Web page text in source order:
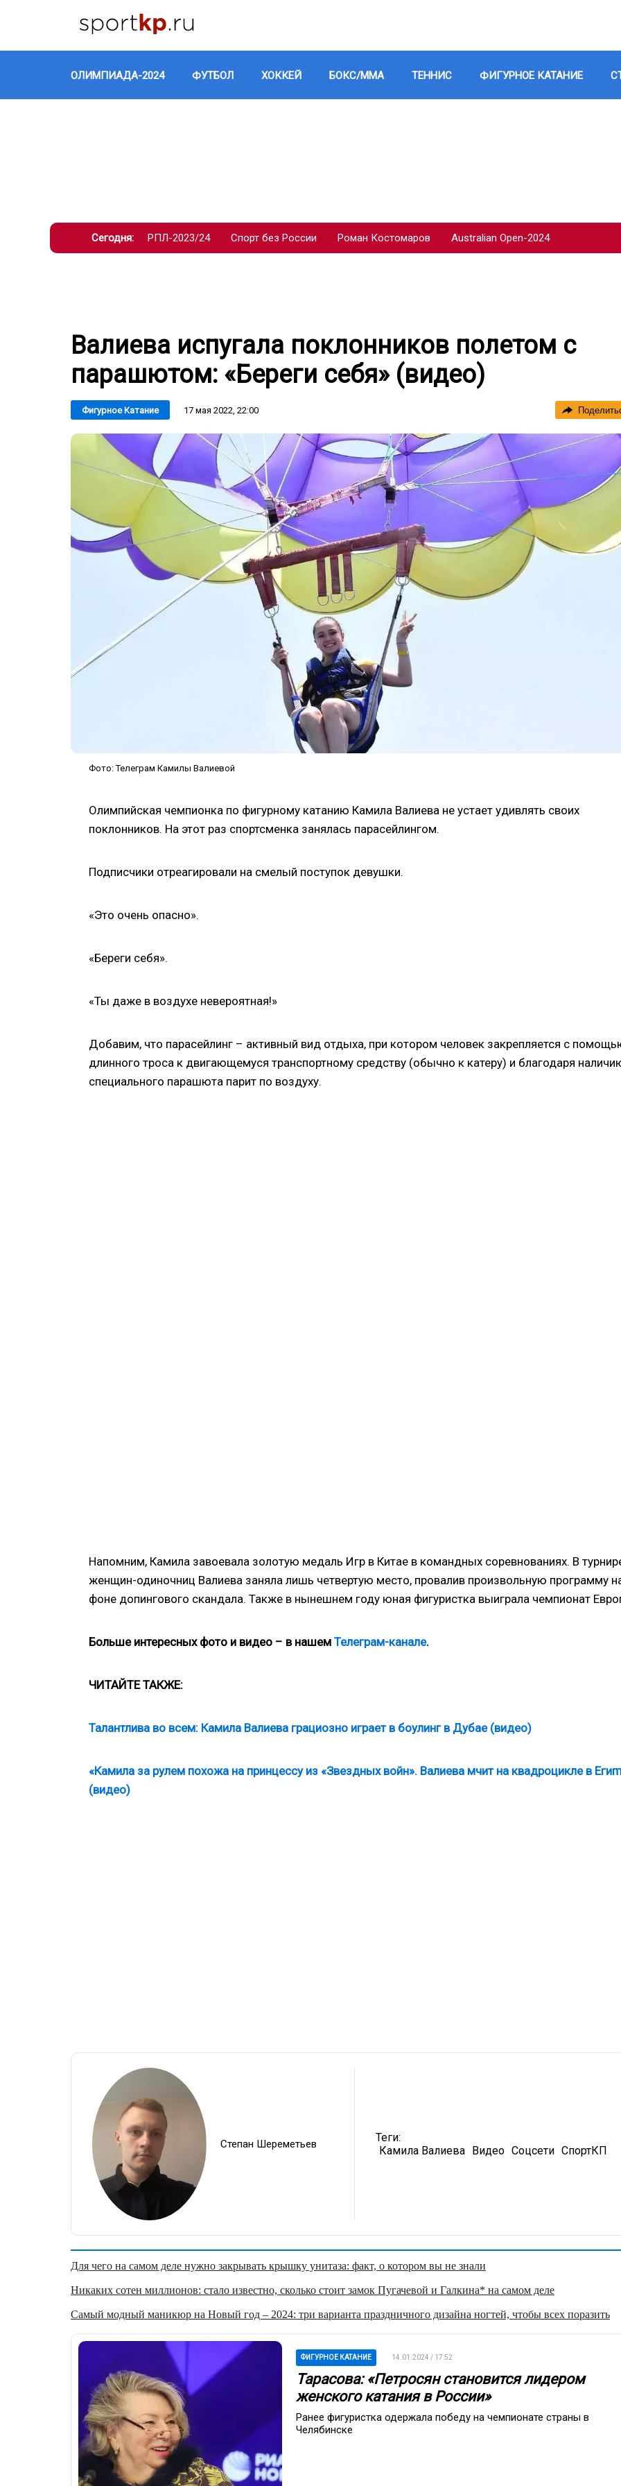
ОЛИМПИАДА-2024 ФУТБОЛ ХОККЕЙ БОКС/ММА ТЕННИС ФИГУРНОЕ КАТАНИЕ
Сегодня: РПЛ-2023/24 Спорт без России Роман Костомаров Australian Open-2024
Валиева испугала поклонников полетом с
парашютом: «Береги себя» (видео)
Фигурное Катание 17 мая 2022, 22:00
Фото: Телеграм Камилы Валиевой
Олимпийская чемпионка по фигурному катанию Камила Валиева не устает удивлять своих
поклонников. На этот раз спортсменка занялась парасейлингом.
Подписчики отреагировали на смелый поступок девушки.
«Это очень опасно».
«Береги себя».
«Ты даже в воздухе невероятная!»
Добавим, что парасейлинг – активный вид отдыха, при котором человек закрепляется с
длинного троса к двигающемуся транспортному средству (обычно к катеру) и благодаря
специального парашюта парит по воздуху.
Напомним, Камила завоевала золотую медаль Игр в Китае в командных соревнованиях. В
женщин-одиночниц Валиева заняла лишь четвертую место, провалив произвольную программу
фоне допингового скандала. Также в нынешнем году юная фигуристка выиграла чемпионат
Больше интересных фото и видео – в нашем Телеграм-канале.
ЧИТАЙТЕ ТАКЖЕ:
Талантлива во всем: Камила Валиева грациозно играет в боулинг в Дубае (видео)
«Камила за рулем похожа на принцессу из «Звездных войн». Валиева мчит на квадроцикле в
(видео)
Степан Шереметьев
Теги:
Камила Валиева
Видео Соцсети СпортКП
Для чего на самом деле нужно закрывать крышку унитаза: факт, о котором вы не знали
Никаких сотен миллионов: стало известно, сколько стоит замок Пугачевой и Галкина* на самом деле
Самый модный маникюр на Новый год – 2024: три варианта праздничного дизайна ногтей, чтобы всех поразить
ФИГУРНОЕ КАТАНИЕ 14.01.2024 / 17:52
Тарасова: «Петросян становится лидером
женского катания в России»
Ранее фигуристка одержала победу на чемпионате страны в
Челябинске